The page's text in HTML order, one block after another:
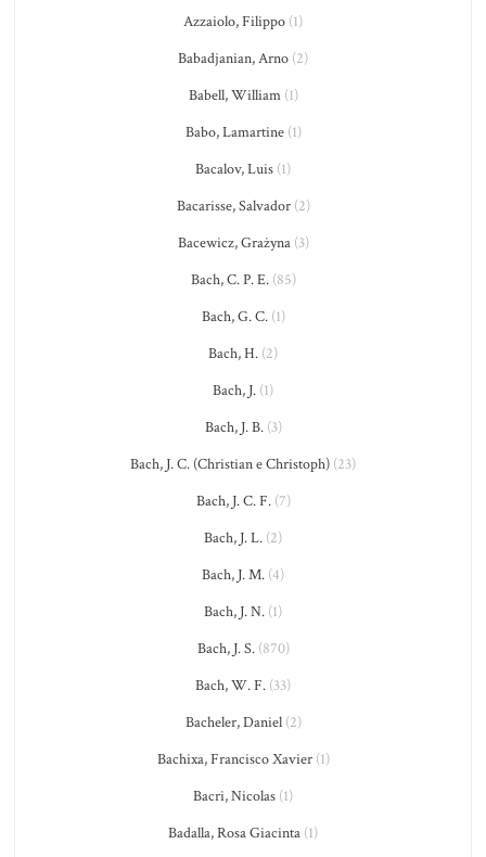
Azzaiolo, Filippo (1)
Babadjanian, Arno (2)
Babell, William(1)
Babo, Lamartine(1)
Bacalov, Luis (1)
Bacarisse, Salvador(2)
Bacewicz, Grażyna(3)
Bach, C. P. E.(85)
Bach, G. C.(1)
Bach, H. (2)
Bach, J. (1)
Bach, J. B.(3)
Bach, J. C. (Christian e Christoph) (23)
Bach, J. C. F.(7)
Bach, J. L. (2)
Bach, J. M. (4)
Bach, J. N. (1)
Bach, J. S.(870)
Bach, W. F. (33)
Bacheler, Daniel(2)
Bachixa, Francisco Xavier(1)
Bacri, Nicolas (1)
Badalla, Rosa Giacinta (1)